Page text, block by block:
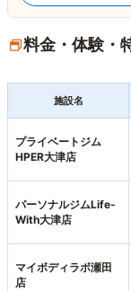
料金・体験・
施設名
プライベートジム
HPER大津店
パーソナルジムLife-
With大津店
マイボディラボ瀬田
店